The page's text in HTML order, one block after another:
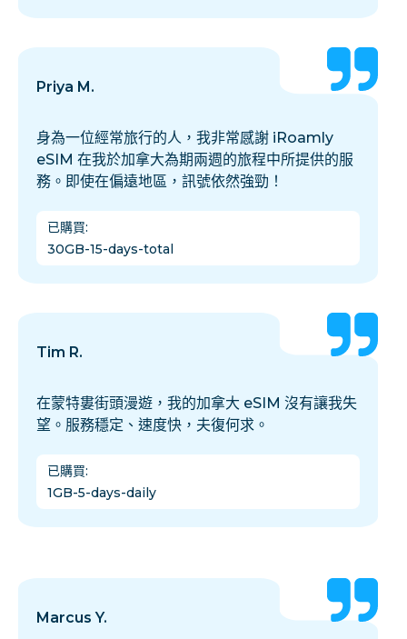
Priya M.
身為一位經常旅行的人，我非常感謝 iRoamly
eSIM 在我於加拿大為期兩週的旅程中所提供的服
務。即使在偏遠地區，訊號依然強勁！
已購買:
30GB-15-days-total
Tim R.
在蒙特婁街頭漫遊，我的加拿大 eSIM 沒有讓我失
望。服務穩定、速度快，夫復何求。
已購買:
1GB-5-days-daily
Marcus Y.